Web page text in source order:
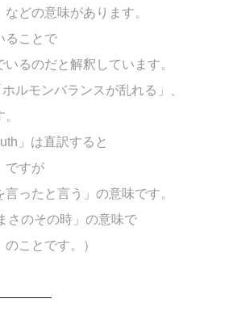
どの意味があります。
ることで
るのだと解釈しています。
ホルモンバランスが乱れる」、
」は直訳すると
ですが
言ったと言う」の意味です。
さのその時」の意味で
のことです。）